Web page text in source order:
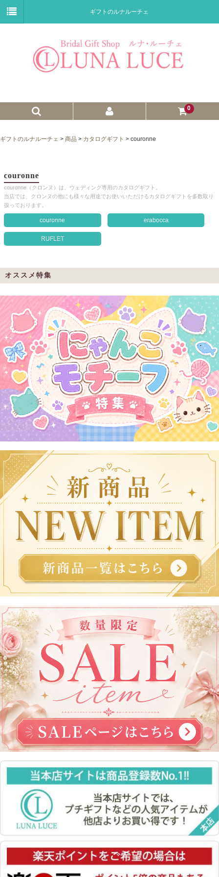
ギフトのルナルーチェ
0
子育て卒業証書
ウェルカムボード
クロックギフト
DIY用品
引出物ギフト
カタログギフト
ブライダルバッグ
演出用品
内祝い 出産祝い
季節イベント特集
会社概要
よくあるご質問
ドメイン指定受信について
無料サンプル・資料請求
お問合せ
ギフトのルナルーチェ > 商品 > カタログギフト > couronne
couronne
couronne（クロンヌ）は、ウェディング専用のカタログギフト。
当店では、クロンヌの他にも様々な用途でお使いいただけるカタログギフトを多数取り
扱っております。
couronne erabocca
RUFLET
オススメ特集